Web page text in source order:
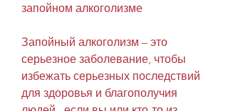
запойном алкоголизме
Запойный алкоголизм – это
серьезное заболевание, чтобы
избежать серьезных последствий
для здоровья и благополучия